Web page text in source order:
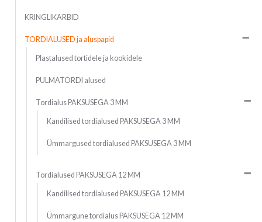
KRINGLIKARBID
TORDIALUSED ja aluspapid
Plastalused tortidele ja kookidele
PULMATORDI alused
Tordialus PAKSUSEGA 3 MM
Kandilised tordialused PAKSUSEGA 3 MM
Ümmargused tordialused PAKSUSEGA 3 MM
Tordialused PAKSUSEGA 12 MM
Kandilised tordialused PAKSUSEGA 12 MM
Ümmargune tordialus PAKSUSEGA 12 MM